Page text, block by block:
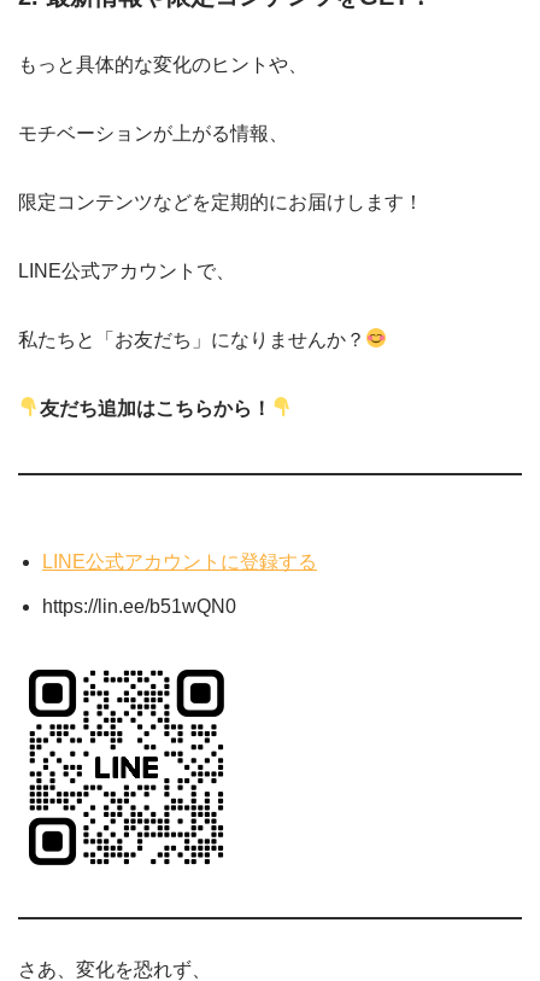
もっと具体的な変化のヒントや、
モチベーションが上がる情報、
限定コンテンツなどを定期的にお届けします！
LINE公式アカウントで、
私たちと「お友だち」になりませんか？
友だち追加はこちらから！
LINE公式アカウントに登録する
https://lin.ee/b51wQN0
さあ、変化を恐れず、